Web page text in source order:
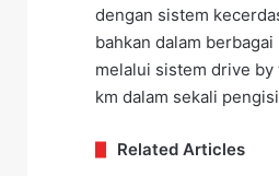
dengan sistem
bahkan dalam
melalui sistem drive
km dalam sekali
Related Articles